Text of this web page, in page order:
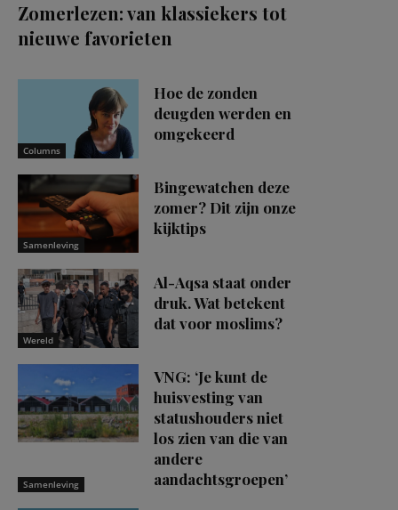
Zomerlezen: van klassiekers tot
nieuwe favorieten
Columns
Hoe de zonden
deugden werden en
omgekeerd
Samenleving
Bingewatchen deze
zomer? Dit zijn onze
kijktips
Wereld
Al-Aqsa staat onder
druk. Wat betekent
dat voor moslims?
Samenleving
VNG: ‘Je kunt de
huisvesting van
statushouders niet
los zien van die van
andere
aandachtsgroepen’